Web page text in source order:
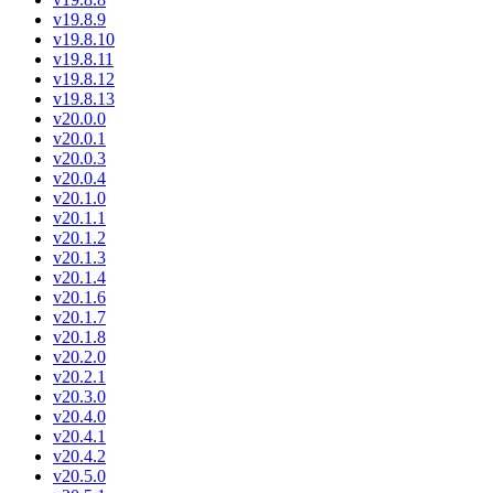
v19.8.9
v19.8.10
v19.8.11
v19.8.12
v19.8.13
v20.0.0
v20.0.1
v20.0.3
v20.0.4
v20.1.0
v20.1.1
v20.1.2
v20.1.3
v20.1.4
v20.1.6
v20.1.7
v20.1.8
v20.2.0
v20.2.1
v20.3.0
v20.4.0
v20.4.1
v20.4.2
v20.5.0